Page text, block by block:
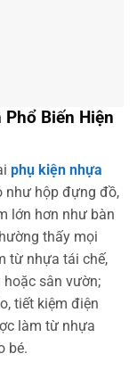
Biến Hiện
phụ kiện nhựa
như hộp đựng đồ,
lớn hơn như bàn
thấy mọi
từ nhựa tái chế,
sân vườn;
tiết kiệm điện
làm từ nhựa
bé.